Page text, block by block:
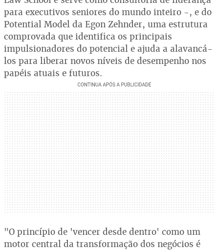
para executivos seniores do mundo inteiro -, e do
Potential Model da Egon Zehnder, uma estrutura
comprovada que identifica os principais
impulsionadores do potencial e ajuda a alavancá-
los para liberar novos níveis de desempenho nos
papéis atuais e futuros.
"O princípio de 'vencer desde dentro' como um
motor central da transformação dos negócios é